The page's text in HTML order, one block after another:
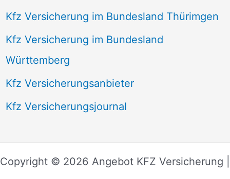
Kfz Versicherung im Bundesland Thürimgen
Kfz Versicherung im Bundesland
Württemberg
Kfz Versicherungsanbieter
Kfz Versicherungsjournal
Copyright © 2026 Angebot KFZ Versicherung |